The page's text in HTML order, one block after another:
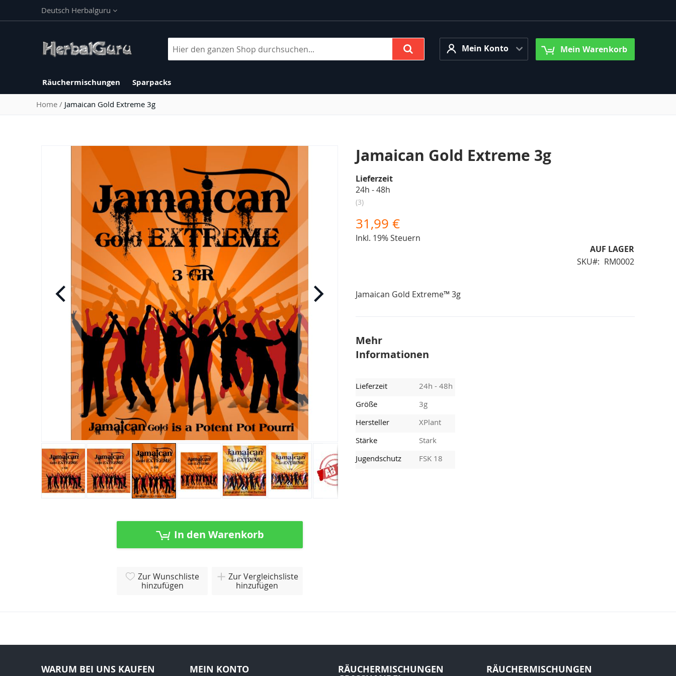
Direkt
zum
Sprache
Deutsch Herbalguru
Mein Konto
Mein Konto Mein Warenkorb
Räuchermischungen Sparpacks
Home Jamaican Gold Extreme 3g
In den Warenkorb
Zur Wunschliste
hinzufügen
Zur Vergleichsliste
hinzufügen
Jamaican Gold Extreme 3g
Lieferzeit
24h - 48h
3
31,99 €
Inkl. 19% Steuern
AUF LAGER
SKU
RM0002
Jamaican Gold Extreme™ 3g
Mehr
Informationen
Lieferzeit
24h - 48h
Größe
3g
Hersteller
XPlant
Stärke
Stark
Jugendschutz
FSK 18
WARUM BEI UNS KAUFEN MEIN KONTO RÄUCHERMISCHUNGEN RÄUCHERMISCHUNGEN